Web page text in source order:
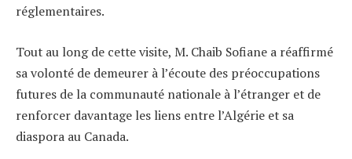
réglementaires.
Tout au long de cette visite, M. Chaib Sofiane a réaffirmé
sa volonté de demeurer à l’écoute des préoccupations
futures de la communauté nationale à l’étranger et de
renforcer davantage les liens entre l’Algérie et sa
diaspora au Canada.